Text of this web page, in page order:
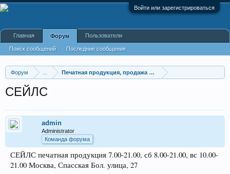
Войти или зарегистрироваться
Форум Печатная продукция, продажа газет и журналов
СЕЙЛС
admin
Administrator
Команда форума
СЕЙЛС печатная продукция 7.00-21.00, сб 8.00-21.00, вс 10.00-
21.00 Москва, Спасская Бол. улица, 27
Главная Форум
Поиск сообщений Последние сообщения
Пользователи